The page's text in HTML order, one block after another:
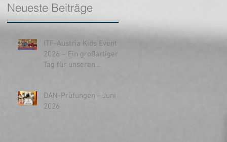
Neueste Beiträge
ITF-Austria Kids Event
2026 – Ein großartiger
Tag für unseren
DAN-Prüfungen - Juni
2026